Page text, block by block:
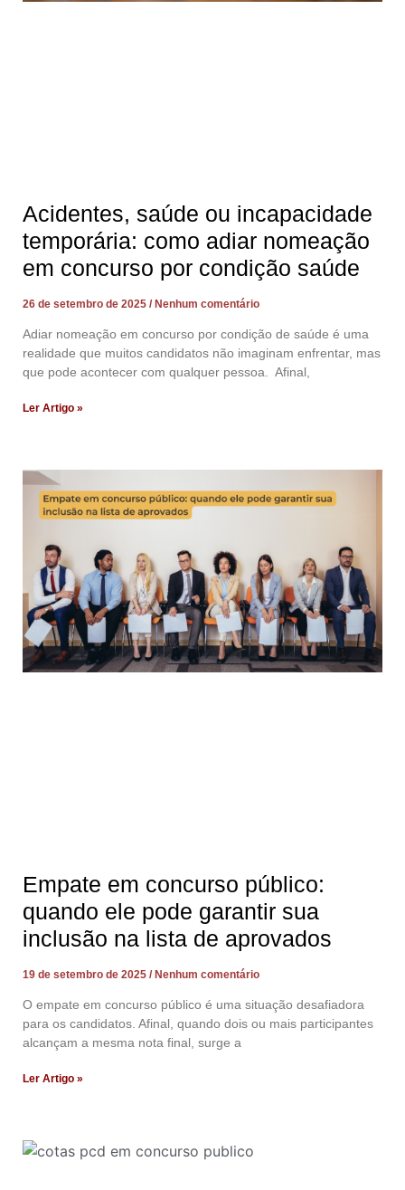
Acidentes, saúde ou incapacidade
temporária: como adiar nomeação
em concurso por condição saúde
26 de setembro de 2025 Nenhum comentário
Adiar nomeação em concurso por condição de saúde é uma
realidade que muitos candidatos não imaginam enfrentar, mas
que pode acontecer com qualquer pessoa. Afinal,
Ler Artigo »
Empate em concurso público:
quando ele pode garantir sua
inclusão na lista de aprovados
19 de setembro de 2025 Nenhum comentário
O empate em concurso público é uma situação desafiadora
para os candidatos. Afinal, quando dois ou mais participantes
alcançam a mesma nota final, surge a
Ler Artigo »